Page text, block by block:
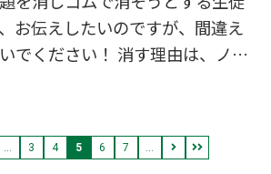
#
お伝えしたいのですが、間違え
でください！ 消す理由は、ノー
う事実を受け入れ難くて消す、
るかもしれません。 しかしなが
... 3 4 5 6 7 ...